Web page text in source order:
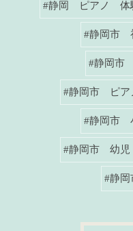
#静岡 ピアノ 体
#静岡市
#静岡市
#静岡市 ピア
#静岡市
#静岡市 幼
#静